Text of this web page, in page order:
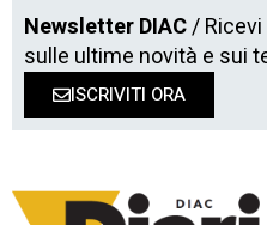
Newsletter DIAC/
sulle ultime novità e sui
ISCRIVITI ORA